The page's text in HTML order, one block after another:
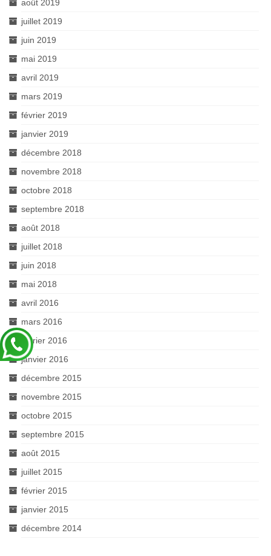
août 2019
juillet 2019
juin 2019
mai 2019
avril 2019
mars 2019
février 2019
janvier 2019
décembre 2018
novembre 2018
octobre 2018
septembre 2018
août 2018
juillet 2018
juin 2018
mai 2018
avril 2016
mars 2016
février 2016
janvier 2016
décembre 2015
novembre 2015
octobre 2015
septembre 2015
août 2015
juillet 2015
février 2015
janvier 2015
décembre 2014